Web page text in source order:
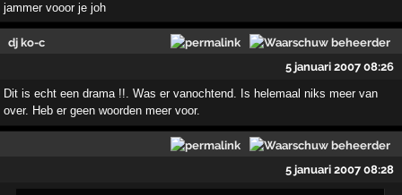
jammer vooor je joh
dj ko-c
5 januari 2007 08:26
Dit is echt een drama !!. Was er vanochtend. Is helemaal niks meer van
over. Heb er geen woorden meer voor.
5 januari 2007 08:28